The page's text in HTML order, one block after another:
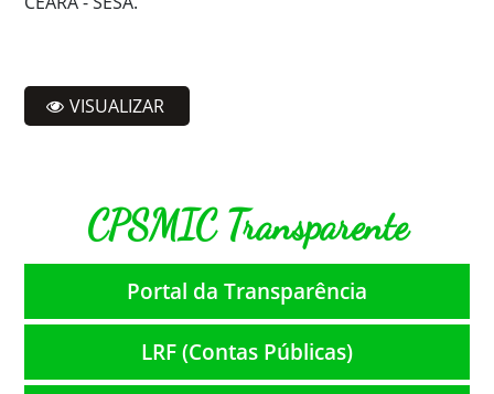
VISUALIZAR
CPSMIC Transparente
Portal da Transparência
LRF (Contas Públicas)